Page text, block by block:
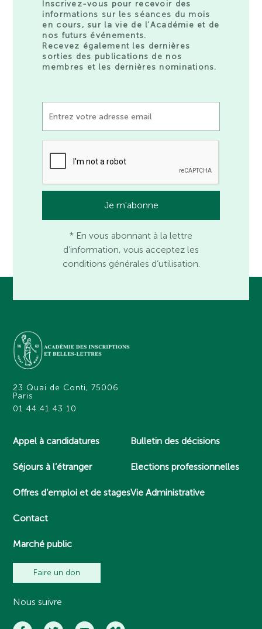
Inscrivez-vous pour recevoir des
informations sur les séances du mois
en cours, sur la vie de l’Académie et de
nos futurs événements.
Recevez également les dernières
sorties des publications de nos
membres et les dernières nominations.
* En vous abonnant à la lettre
d’information, vous acceptez les
conditions générales d’utilisation.
23 Quai de Conti, 75006
Paris
01 44 41 43 10
Appel à candidatures
Séjours à l’étranger
Offres d’emploi et de stages
Contact
Marché public
Bulletin des décisions
Elections professionnelles
Vie Administrative
Faire un don
Nous suivre